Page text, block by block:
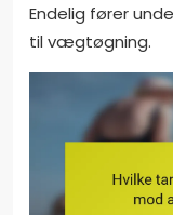
Endelig fører
til vægtøgning.